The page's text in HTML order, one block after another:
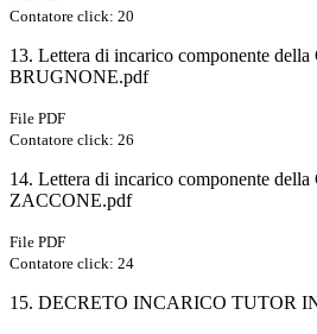
Contatore click: 20
13. Lettera di incarico componente
BRUGNONE.pdf
File PDF
Contatore click: 26
14. Lettera di incarico componente
ZACCONE.pdf
File PDF
Contatore click: 24
15. DECRETO INCARICO TUTOR